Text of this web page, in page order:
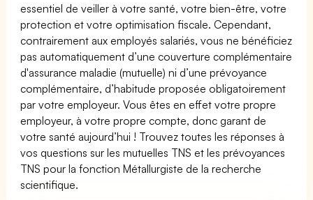
essentiel de veiller à votre santé, votre bien-être, votre
protection et votre optimisation fiscale. Cependant,
contrairement aux employés salariés, vous ne bénéficiez
pas automatiquement d’une couverture complémentaire
d'assurance maladie (mutuelle) ni d’une prévoyance
complémentaire, d’habitude proposée obligatoirement
par votre employeur. Vous êtes en effet votre propre
employeur, à votre propre compte, donc garant de
votre santé aujourd’hui ! Trouvez toutes les réponses à
vos questions sur les mutuelles TNS et les prévoyances
TNS pour la fonction Métallurgiste de la recherche
scientifique.